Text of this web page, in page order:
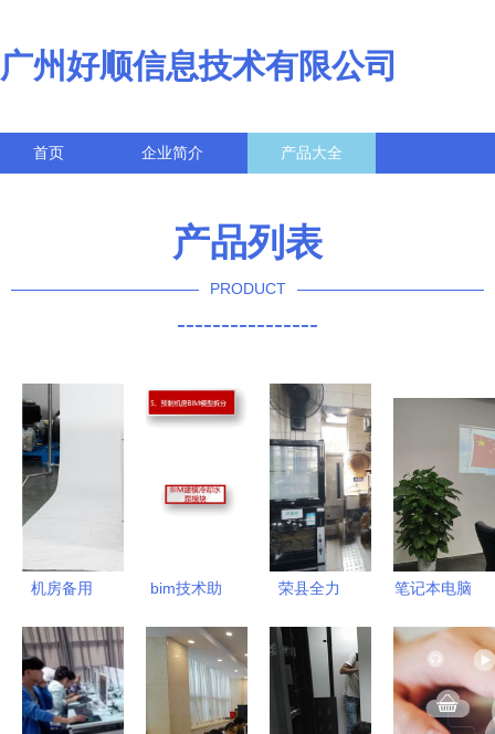
广州好顺信息技术有限公司
首页 企业简介 产品大全
产品列表
PRODUCT
----------------
机房备用
油发电机
工厂与计算
机房维护的
bim技术助
机房工厂预
制化建造!
大势所趋
荣县全力
校园食品安
全与计算机
房运行安全
笔记本电脑
影技巧与机
房维护攻略